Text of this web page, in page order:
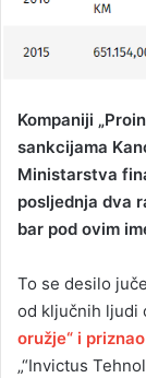
Kompaniji
sankcijama
Ministarstva
posljednja dva
bar pod ovim
To se desilo
od ključnih ljudi
oružje“ i priznao
„“Invictus